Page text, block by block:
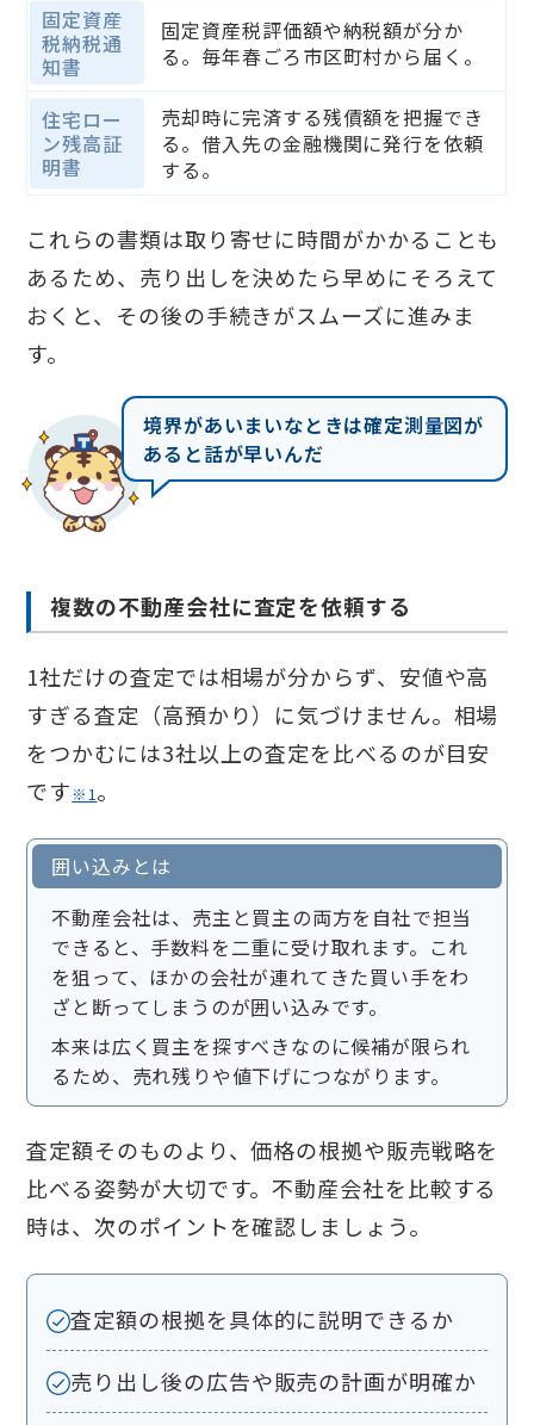
固定資産
税納税通
知書
固定資産税評価額や納税額が分か
る。毎年春ごろ市区町村から届く。
住宅ロー
ン残高証
明書
売却時に完済する残債額を把握でき
る。借入先の金融機関に発行を依頼
する。
これらの書類は取り寄せに時間がかかることも
あるため、売り出しを決めたら早めにそろえて
おくと、その後の手続きがスムーズに進みま
す。
境界があいまいなときは確定測量図が
あると話が早いんだ
複数の不動産会社に査定を依頼する
1社だけの査定では相場が分からず、安値や高
すぎる査定（高預かり）に気づけません。相場
をつかむには3社以上の査定を比べるのが目安
です※1。
囲い込みとは
不動産会社は、売主と買主の両方を自社で担当
できると、手数料を二重に受け取れます。これ
を狙って、ほかの会社が連れてきた買い手をわ
ざと断ってしまうのが囲い込みです。
本来は広く買主を探すべきなのに候補が限られ
るため、売れ残りや値下げにつながります。
査定額そのものより、価格の根拠や販売戦略を
比べる姿勢が大切です。不動産会社を比較する
時は、次のポイントを確認しましょう。
査定額の根拠を具体的に説明できるか
売り出し後の広告や販売の計画が明確か